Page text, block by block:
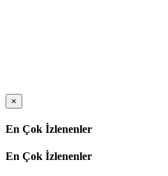
×
En Çok İzlenenler
En Çok İzlenenler